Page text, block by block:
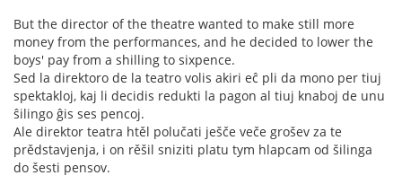
But the director of the theatre wanted to make still more
money from the performances, and he decided to lower the
boys' pay from a shilling to sixpence.
Sed la direktoro de la teatro volis akiri eĉ pli da mono per tiuj
spektakloj, kaj li decidis redukti la pagon al tiuj knaboj de unu
ŝilingo ĝis ses pencoj.
Ale direktor teatra htěl polučati ješče veče grošev za te
prědstavjenja, i on rěšil sniziti platu tym hlapcam od šilinga
do šesti pensov.